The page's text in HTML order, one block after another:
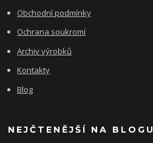
Obchodní podmínky
Ochrana soukromí
Archiv výrobků
Kontakty
Blog
NEJČTENĚJŠÍ NA BLOGU